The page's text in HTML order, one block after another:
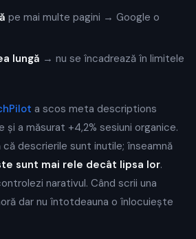
pe mai multe pagini → Google o
lungă → nu se încadrează în limitele
a scos meta descriptions
a măsurat +4,2% sesiuni organice.
că descrierile sunt inutile; înseamnă
sunt mai rele decât lipsa lor.
narativul. Când scrii una
dar nu întotdeauna o înlocuiește